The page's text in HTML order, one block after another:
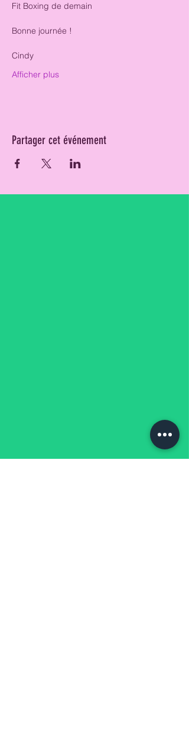
Fit Boxing de demain
Bonne journée !
Cindy
Afficher plus
Partager cet événement